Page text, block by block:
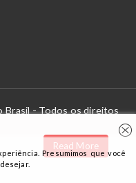
Brasil - Todos os direitos
Opstore
Presumimos que você
Read More